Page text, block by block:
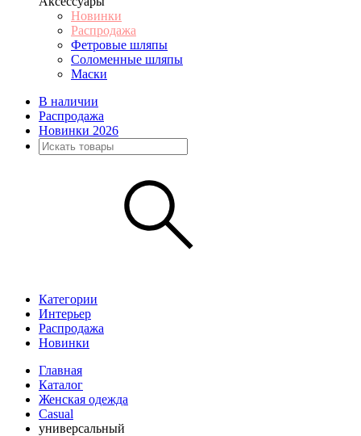
Новинки
Распродажа
Фетровые шляпы
Соломенные шляпы
Маски
В наличии
Распродажа
Новинки 2026
Категории
Интерьер
Распродажа
Новинки
Главная
Каталог
Женская одежда
Casual
универсальный